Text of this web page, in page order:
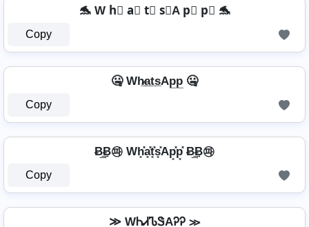
🐬 W h⃣ a⃣ t⃣ s⃣A p⃣ p⃣ 🐬
Copy
🤐 Wh̷̲a̲t̲s̲Ap̲p̲ 🤐
Copy
Ƀ͢͢͢Ƀ㉺ Wh͓̽a͓̽t͓̽s͓̽Ap͓̽p͓̽ Ƀ͢͢͢Ƀ㉺
Copy
≫ WᏂᏗᏖᏕAᎮᎮ ≫